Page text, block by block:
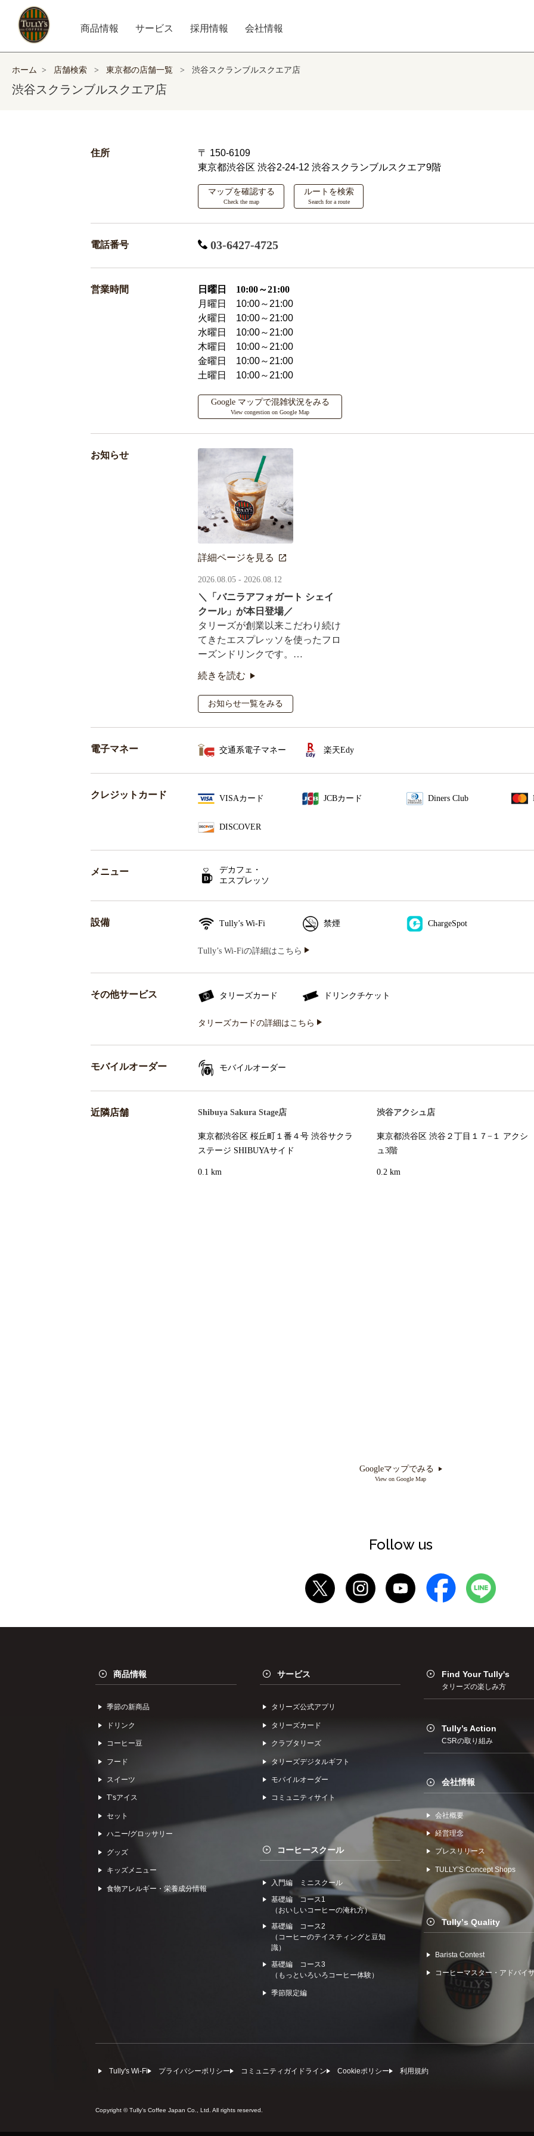
商品情報 サービス 採用情報 会社情報
ホーム > 店舗検索 > 東京都の店舗一覧 > 渋谷スクランブルスクエア店
渋谷スクランブルスクエア店
住所
〒 150-6109
東京都渋谷区 渋谷2-24-12 渋谷スクランブルスクエア9階
マップを確認する
Check the map
ルートを検索
Search for a route
電話番号 03-6427-4725
営業時間
日曜日 10:00～21:00
月曜日 10:00～21:00
火曜日 10:00～21:00
水曜日 10:00～21:00
木曜日 10:00～21:00
金曜日 10:00～21:00
土曜日 10:00～21:00
Google マップで混雑状況をみる
View congestion on Google Map
お知らせ
詳細ページを見る
2026.08.05 - 2026.08.12
＼「バニラアフォガート シェイ
クール」が本日登場／
タリーズが創業以来こだわり続け
てきたエスプレッソを使ったフロ
ーズンドリンクです。
オリジナルシールがその場で当た
るキャンペーンも実施！
続きを読む
お知らせ一覧をみる
電子マネー 交通系電子マネー 楽天Edy
クレジットカード VISAカード JCBカード Diners Club
DISCOVER
メニュー
デカフェ・
エスプレッソ
設備 Tully’s Wi-Fi 禁煙 ChargeSpot
Tully’s Wi-Fiの詳細はこちら
その他サービス タリーズカード ドリンクチケット
タリーズカードの詳細はこちら
モバイルオーダー モバイルオーダー
近隣店舗 Shibuya Sakura Stage店
東京都渋谷区 桜丘町１番４号 渋谷サクラ
ステージ SHIBUYAサイド
0.1 km
渋谷アクシュ店
東京都渋谷区 渋谷２丁目１７−１ アクシ
ュ3階
0.2 km
Googleマップでみる
View on Google Map
Follow us
商品情報
季節の新商品
ドリンク
コーヒー⾖
フード
スイーツ
Tʼsアイス
セット
ハニー/グロッサリー
グッズ
キッズメニュー
食物アレルギー・栄養成分情報
サービス
タリーズ公式アプリ
タリーズカード
クラブタリーズ
タリーズデジタルギフト
モバイルオーダー
コミュニティサイト
コーヒースクール
入門編 ミニスクール
基礎編 コース1
（おいしいコーヒーの淹れ方）
基礎編 コース2
（コーヒーのテイスティングと豆知
識）
基礎編 コース3
（もっといろいろコーヒー体験）
季節限定編
Find Your Tully's
タリーズの楽しみ方
Tully’s Action
CSRの取り組み
会社情報
会社概要
経営理念
プレスリリース
TULLYʼS Concept Shops
Tullyʼs Quality
Barista Contest
コーヒーマスター・アドバイ
Tully's Wi-Fi プライバシーポリシー コミュニティガイドライン Cookieポリシー 利⽤規約
Copyright © Tullyʼs Coffee Japan Co., Ltd. All rights reserved.